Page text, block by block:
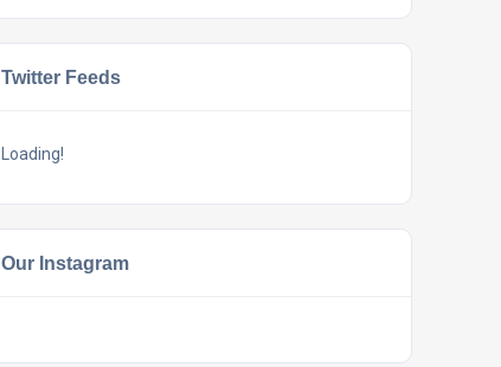
Twitter Feeds
Loading!
Our Instagram